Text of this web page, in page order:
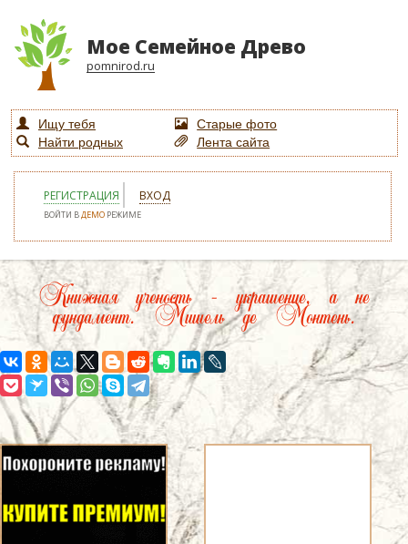
Мое Семейное Древо
pomnirod.ru
Ищу тебя
Старые фото
Найти родных
Лента сайта
РЕГИСТРАЦИЯ ВХОД
ВОЙТИ ВДЕМО РЕЖИМЕ
Книжная ученость – украшение, а не
фундамент. Мишель де Монтень.